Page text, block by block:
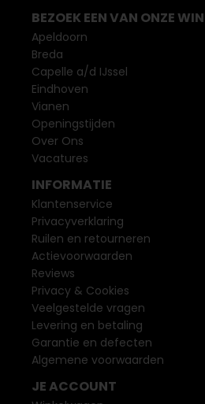
BEZOEK EEN VAN ONZE
Apeldoorn
Breda
Capelle a/d IJssel
Eindhoven
Vianen
Openingstijden
Over Ons
Vacatures
INFORMATIE
Klantenservice
Privacyverklaring
Ruilen en retourneren
Actievoorwaarden
Reviews
Privacy & Cookies
Veelgestelde vragen
Levering en betaling
Garantie en defecten
Algemene voorwaarden
JE ACCOUNT